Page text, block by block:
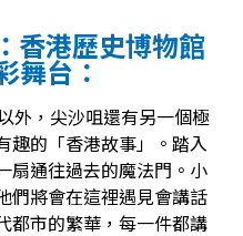
香港歷史博物館
舞台：
外，尖沙咀還有另一個極
趣的「香港故事」。踏入
扇通往過去的魔法門。小
們將會在這裡遇見會講話
都市的繁華，每一件都講